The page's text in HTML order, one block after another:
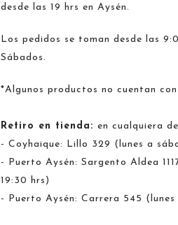
desde las 19 hrs en Aysén.
Los pedidos se toman desde las
Sábados.
*Algunos productos no cuentan
Retiro en tienda: en cualquiera
- Coyhaique: Lillo 329 (lunes a
- Puerto Aysén: Sargento Aldea
19:30 hrs)
- Puerto Aysén: Carrera 545